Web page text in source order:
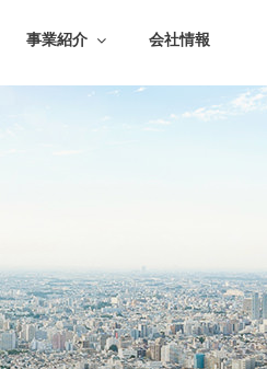
事業紹介 会社情報